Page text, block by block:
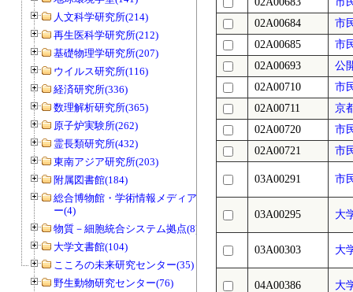
人文科学研究所(214)
再生医科学研究所(212)
基礎物理学研究所(207)
ウイルス研究所(116)
経済研究所(336)
数理解析研究所(365)
原子炉実験所(262)
霊長類研究所(432)
東南アジア研究所(203)
附属図書館(184)
総合博物館・学術情報メディアセンタ
ー(4)
物質－細胞統合システム拠点(8)
大学文書館(104)
こころの未来研究センター(35)
野生動物研究センター(76)
02A00684
市
02A00685
市
02A00693
公
02A00710
市
02A00711
京
02A00720
市
02A00721
市
03A00291 市
03A00295 大
03A00303 大
04A00386 大